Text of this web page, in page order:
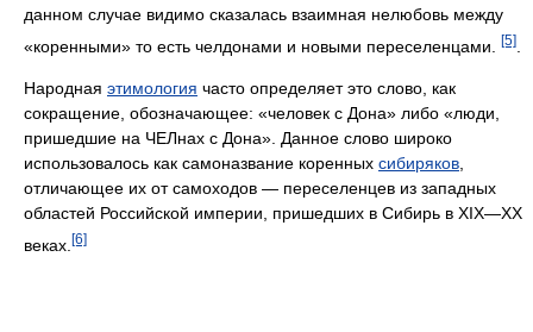
данном случае видимо сказалась взаимная нелюбовь между
«коренными» то есть челдонами и новыми переселенцами.
[5]
Народная этимология часто определяет это слово, как
сокращение, обозначающее: «человек с Дона» либо «люди,
пришедшие на ЧЕЛнах с Дона». Данное слово широко
использовалось как самоназвание коренных сибиряков,
отличающее их от самоходов — переселенцев из западных
областей Российской империи, пришедших в Сибирь в XIX—XX
веках. [6]